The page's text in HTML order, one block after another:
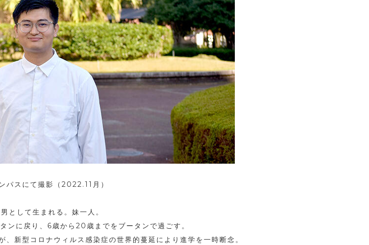
パスにて撮影（2022.11月）
として生まれる。妹一人。
に戻り、6歳から20歳までをブータンで過ごす。
新型コロナウィルス感染症の世界的蔓延により進学を一時断念。